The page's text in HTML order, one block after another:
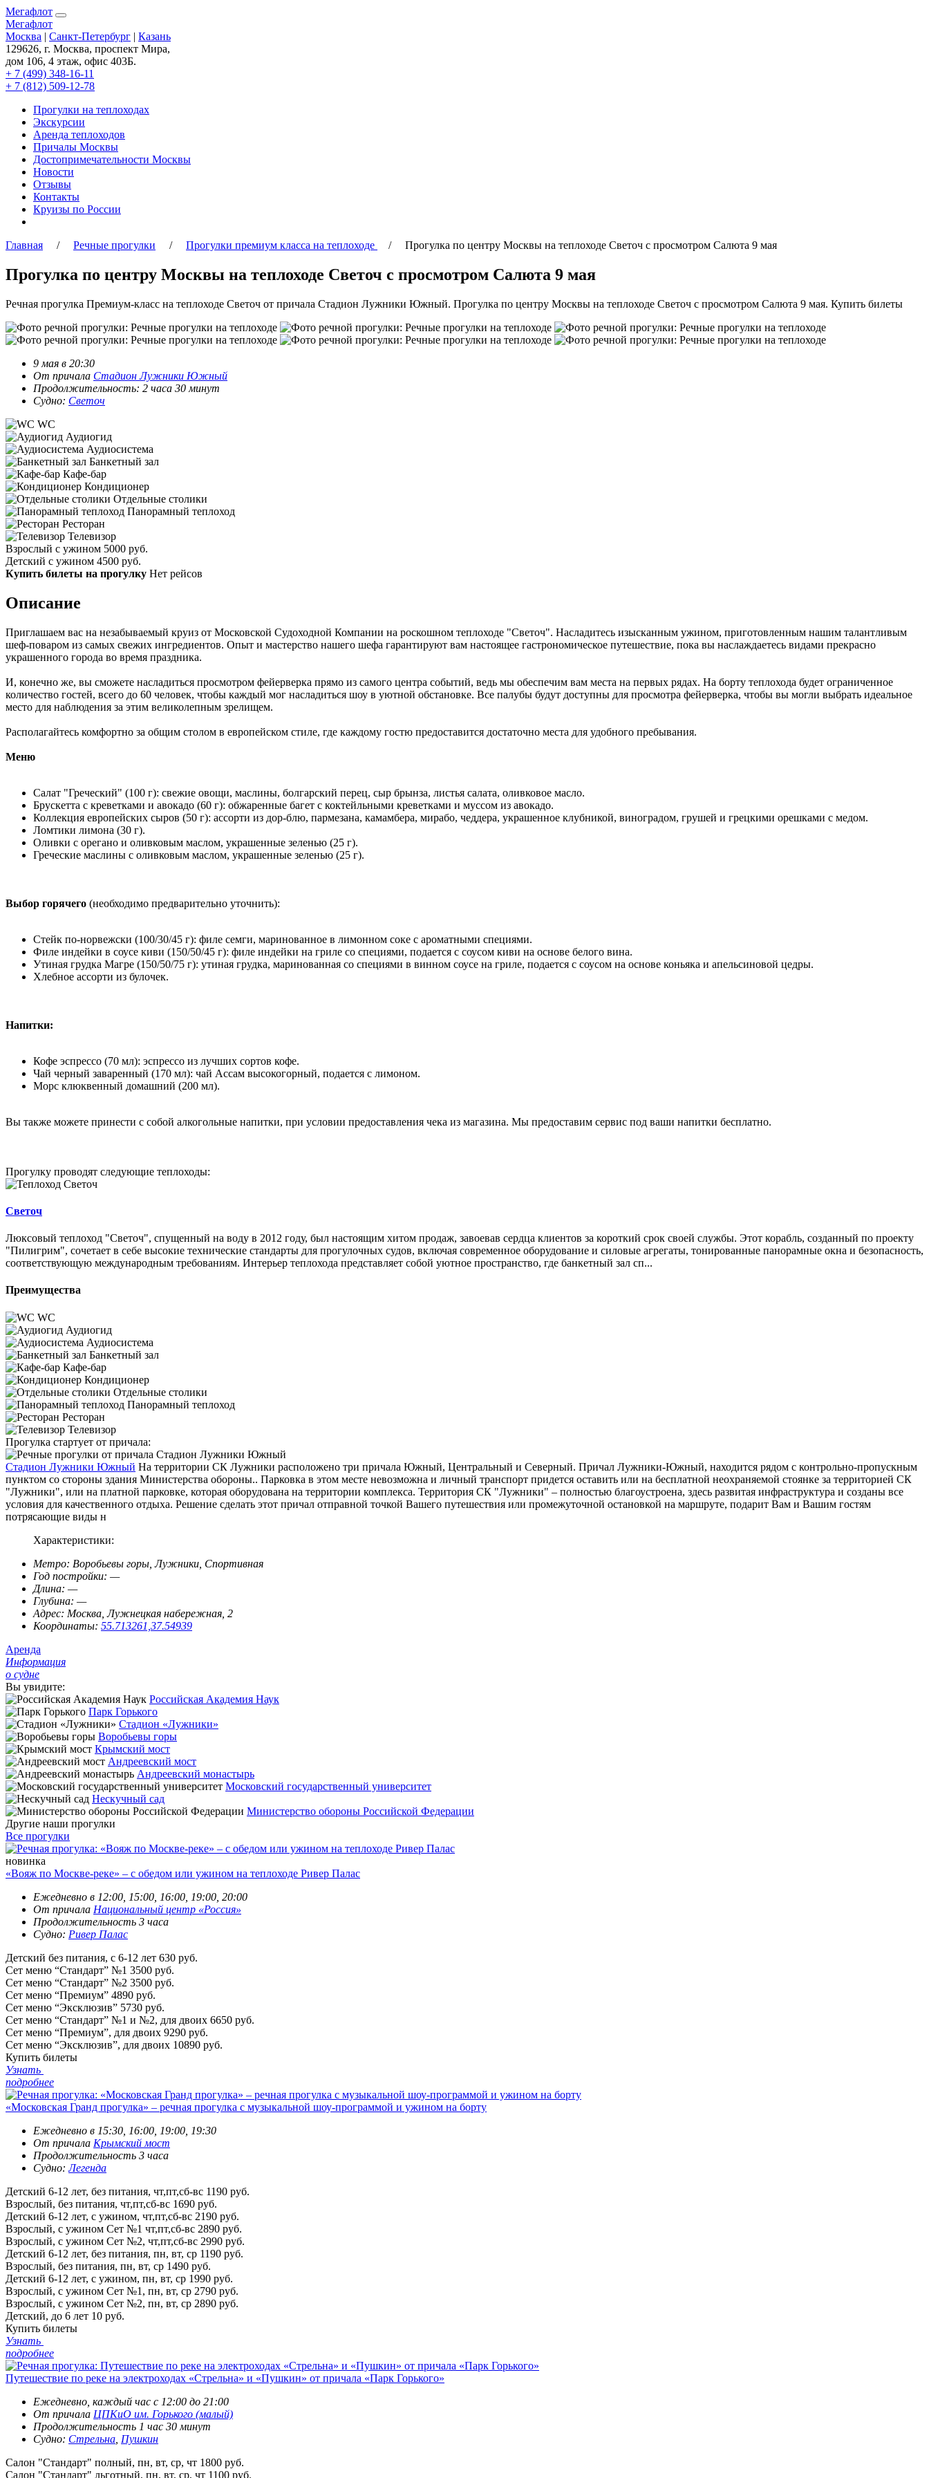
Мегафлот
Мегафлот
Москва | Санкт-Петербург | Казань
129626, г. Москва, проспект Мира,
дом 106, 4 этаж, офис 403Б.
+ 7 (499) 348-16-11
+ 7 (812) 509-12-78
Прогулки на теплоходах
Экскурсии
Аренда теплоходов
Причалы Москвы
Достопримечательности Москвы
Новости
Отзывы
Контакты
Круизы по России
Главная / Речные прогулки / Прогулки премиум класса на теплоходе / Прогулка по центру Москвы на теплоходе Светоч с просмотром Салюта 9 мая
Прогулка по центру Москвы на теплоходе Светоч с просмотром Салюта 9 мая
Речная прогулка Премиум-класс на теплоходе Светоч от причала Стадион Лужники Южный. Прогулка по центру Москвы на теплоходе Светоч с просмотром Салюта 9 мая. Купить билеты
9 мая в 20:30
От причала Стадион Лужники Южный
Продолжительность: 2 часа 30 минут
Судно: Светоч
WC
Аудиогид
Аудиосистема
Банкетный зал
Кафе-бар
Кондиционер
Отдельные столики
Панорамный теплоход
Ресторан
Телевизор
Взрослый с ужином 5000 руб.
Детский с ужином 4500 руб.
Купить билеты на прогулку Нет рейсов
Описание
Приглашаем вас на незабываемый круиз от Московской Судоходной Компании на роскошном теплоходе "Светоч". Насладитесь изысканным ужином, приготовленным нашим талантливым
шеф-поваром из самых свежих ингредиентов. Опыт и мастерство нашего шефа гарантируют вам настоящее гастрономическое путешествие, пока вы наслаждаетесь видами прекрасно
украшенного города во время праздника.
И, конечно же, вы сможете насладиться просмотром фейерверка прямо из самого центра событий, ведь мы обеспечим вам места на первых рядах. На борту теплохода будет ограниченное
количество гостей, всего до 60 человек, чтобы каждый мог насладиться шоу в уютной обстановке. Все палубы будут доступны для просмотра фейерверка, чтобы вы могли выбрать идеальное
место для наблюдения за этим великолепным зрелищем.
Располагайтесь комфортно за общим столом в европейском стиле, где каждому гостю предоставится достаточно места для удобного пребывания.
Меню
Салат "Греческий" (100 г): свежие овощи, маслины, болгарский перец, сыр брынза, листья салата, оливковое масло.
Брускетта с креветками и авокадо (60 г): обжаренные багет с коктейльными креветками и муссом из авокадо.
Коллекция европейских сыров (50 г): ассорти из дор-блю, пармезана, камамбера, мирабо, чеддера, украшенное клубникой, виноградом, грушей и грецкими орешками с медом.
Ломтики лимона (30 г).
Оливки с орегано и оливковым маслом, украшенные зеленью (25 г).
Греческие маслины с оливковым маслом, украшенные зеленью (25 г).
Выбор горячего (необходимо предварительно уточнить):
Стейк по-норвежски (100/30/45 г): филе семги, маринованное в лимонном соке с ароматными специями.
Филе индейки в соусе киви (150/50/45 г): филе индейки на гриле со специями, подается с соусом киви на основе белого вина.
Утиная грудка Магре (150/50/75 г): утиная грудка, маринованная со специями в винном соусе на гриле, подается с соусом на основе коньяка и апельсиновой цедры.
Хлебное ассорти из булочек.
Напитки:
Кофе эспрессо (70 мл): эспрессо из лучших сортов кофе.
Чай черный заваренный (170 мл): чай Ассам высокогорный, подается с лимоном.
Морс клюквенный домашний (200 мл).
Вы также можете принести с собой алкогольные напитки, при условии предоставления чека из магазина. Мы предоставим сервис под ваши напитки бесплатно.
Прогулку проводят следующие теплоходы:
Светоч
Люксовый теплоход "Светоч", спущенный на воду в 2012 году, был настоящим хитом продаж, завоевав сердца клиентов за короткий срок своей службы. Этот корабль, созданный по проекту
"Пилигрим", сочетает в себе высокие технические стандарты для прогулочных судов, включая современное оборудование и силовые агрегаты, тонированные панорамные окна и безопасность,
соответствующую международным требованиям. Интерьер теплохода представляет собой уютное пространство, где банкетный зал сп...
Преимущества
WC
Аудиогид
Аудиосистема
Банкетный зал
Кафе-бар
Кондиционер
Отдельные столики
Панорамный теплоход
Ресторан
Телевизор
Прогулка стартует от причала:
Стадион Лужники Южный На территории СК Лужники расположено три причала Южный, Центральный и Северный. Причал Лужники-Южный, находится рядом с контрольно-пропускным
пунктом со стороны здания Министерства обороны.. Парковка в этом месте невозможна и личный транспорт придется оставить или на бесплатной неохраняемой стоянке за территорией СК
"Лужники", или на платной парковке, которая оборудована на территории комплекса. Территория СК "Лужники" – полностью благоустроена, здесь развитая инфраструктура и созданы все
условия для качественного отдыха. Решение сделать этот причал отправной точкой Вашего путешествия или промежуточной остановкой на маршруте, подарит Вам и Вашим гостям
потрясающие виды н
Характеристики:
Метро: Воробьевы горы, Лужники, Спортивная
Год постройки: —
Длина: —
Глубина: —
Адрес: Москва, Лужнецкая набережная, 2
Координаты: 55.713261,37.54939
Аренда
Информация
о судне
Вы увидите:
Российская Академия Наук
Парк Горького
Стадион «Лужники»
Воробьевы горы
Крымский мост
Андреевский мост
Андреевский монастырь
Московский государственный университет
Нескучный сад
Министерство обороны Российской Федерации
Другие наши прогулки
Все прогулки
новинка
«Вояж по Москве-реке» – с обедом или ужином на теплоходе Ривер Палас
Ежедневно в 12:00, 15:00, 16:00, 19:00, 20:00
От причала Национальный центр «Россия»
Продолжительность 3 часа
Судно: Ривер Палас
Детский без питания, с 6-12 лет 630 руб.
Сет меню “Стандарт” №1 3500 руб.
Сет меню “Стандарт” №2 3500 руб.
Сет меню “Премиум” 4890 руб.
Сет меню “Эксклюзив” 5730 руб.
Сет меню “Стандарт” №1 и №2, для двоих 6650 руб.
Сет меню “Премиум”, для двоих 9290 руб.
Сет меню “Эксклюзив”, для двоих 10890 руб.
Купить билеты
Узнать
подробнее
«Московская Гранд прогулка» – речная прогулка с музыкальной шоу-программой и ужином на борту
Ежедневно в 15:30, 16:00, 19:00, 19:30
От причала Крымский мост
Продолжительность 3 часа
Судно:Легенда
Детский 6-12 лет, без питания, чт,пт,сб-вс 1190 руб.
Взрослый, без питания, чт,пт,сб-вс 1690 руб.
Детский 6-12 лет, с ужином, чт,пт,сб-вс 2190 руб.
Взрослый, с ужином Сет №1 чт,пт,сб-вс 2890 руб.
Взрослый, с ужином Сет №2, чт,пт,сб-вс 2990 руб.
Детский 6-12 лет, без питания, пн, вт, ср 1190 руб.
Взрослый, без питания, пн, вт, ср 1490 руб.
Детский 6-12 лет, с ужином, пн, вт, ср 1990 руб.
Взрослый, с ужином Сет №1, пн, вт, ср 2790 руб.
Взрослый, с ужином Сет №2, пн, вт, ср 2890 руб.
Детский, до 6 лет 10 руб.
Купить билеты
Узнать
подробнее
Путешествие по реке на электроходах «Стрельна» и «Пушкин» от причала «Парк Горького»
Ежедневно, каждый час с 12:00 до 21:00
От причала ЦПКиО им. Горького (малый)
Продолжительность 1 час 30 минут
Судно: Стрельна Пушкин
Салон "Стандарт" полный, пн, вт, ср, чт 1800 руб.
Салон "Стандарт" льготный, пн, вт, ср, чт 1100 руб.